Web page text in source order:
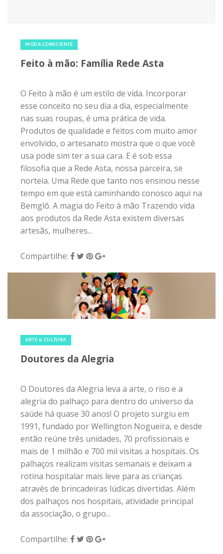
MODA CONSCIENTE
Feito à mão: Família Rede Asta
O Feito à mão é um estilo de vida. Incorporar
esse conceito no seu dia a dia, especialmente
nas suas roupas, é uma prática de vida.
Produtos de qualidade e feitos com muito amor
envolvido, o artesanato mostra que o que você
usa pode sim ter a sua cara. E é sob essa
filosofia que a Rede Asta, nossa parceira, se
norteia. Uma Rede que tanto nos ensinou nesse
tempo em que está caminhando conosco aqui na
Bemglô. A magia do Feito à mão Trazendo vida
aos produtos da Rede Asta existem diversas
artesãs, mulheres...
Compartilhe:
ARTE & CULTURA
Doutores da Alegria
O Doutores da Alegria leva a arte, o riso e a
alegria do palhaço para dentro do universo da
saúde há quase 30 anos! O projeto surgiu em
1991, fundado por Wellington Nogueira, e desde
então reúne três unidades, 70 profissionais e
mais de 1 milhão e 700 mil visitas a hospitais. Os
palhaços realizam visitas semanais e deixam a
rotina hospitalar mais leve para as crianças
através de brincadeiras lúdicas divertidas. Além
dos palhaços nos hospitais, atividade principal
da associação, o grupo...
Compartilhe: